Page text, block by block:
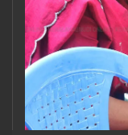
NEWS 360
CASE DIARY
CINEMA